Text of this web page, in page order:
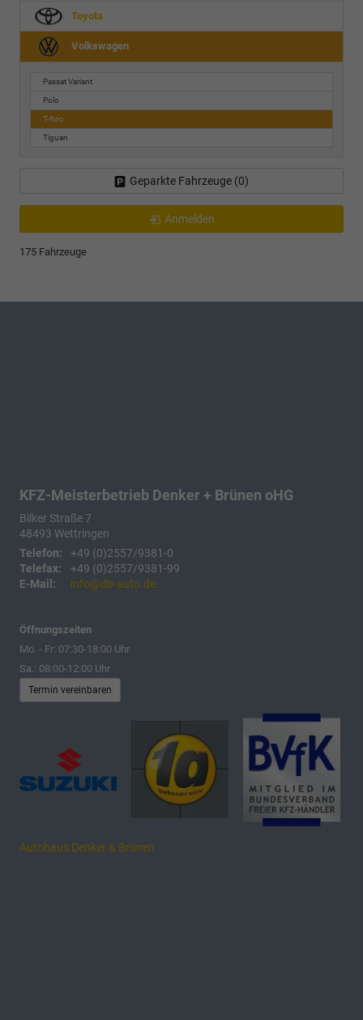
Toyota
Volkswagen
Passat Variant
Polo
T-Roc
Tiguan
Geparkte Fahrzeuge (0)
Anmelden
175 Fahrzeuge
KFZ-Meisterbetrieb Denker + Brünen oHG
Bilker Straße 7
48493 Wettringen
Telefon:
+49 (0)2557/9381-0
Telefax:
+49 (0)2557/9381-99
E-Mail:
info@db-auto.de
Öffnungszeiten
Mo. - Fr: 07:30-18:00 Uhr
Sa.: 08:00-12:00 Uhr
Termin vereinbaren
Autohaus Denker & Brünen